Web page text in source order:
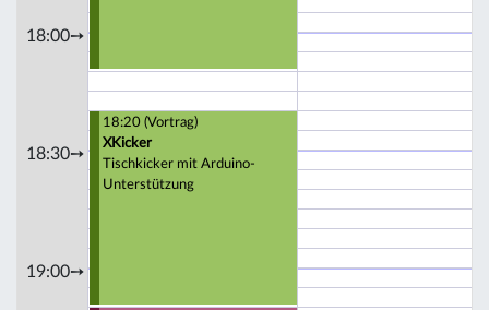
18:00➙
18:30➙
19:00➙
18:20 (Vortrag)
XKicker
Tischkicker mit Arduino-
Unterstützung